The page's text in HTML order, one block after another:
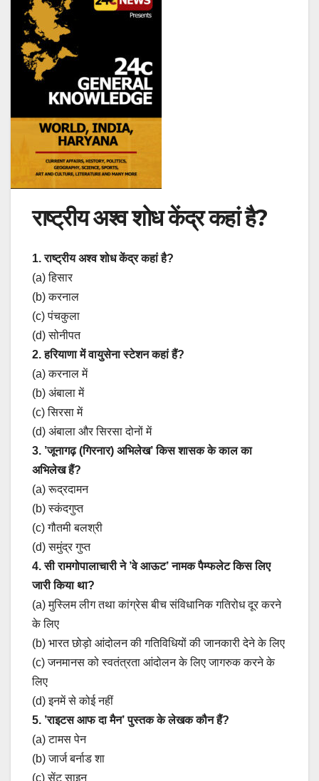
राष्ट्रीय अश्व शोध केंद्र कहां है?
1. राष्ट्रीय अश्व शोध केंद्र कहां है?
(a) हिसार
(b) करनाल
(c) पंचकुला
(d) सोनीपत
2. हरियाणा में वायुसेना स्टेशन कहां हैं?
(a) करनाल में
(b) अंबाला में
(c) सिरसा में
(d) अंबाला और सिरसा दोनों में
3. ’जूनागढ़ (गिरनार) अभिलेख’ किस शासक के काल का
अभिलेख हैं?
(a) रूद्रदामन
(b) स्कंदगुप्त
(c) गौतमी बलश्री
(d) समुंद्र गुप्त
4. सी रामगोपालाचारी ने ’वे आऊट’ नामक पैम्फलेट किस लिए
जारी किया था?
(a) मुस्लिम लीग तथा कांग्रेस बीच संविधानिक गतिरोध दूर करने
के लिए
(b) भारत छोड़ो आंदोलन की गतिविधियों की जानकारी देने के लिए
(c) जनमानस को स्वतंत्रता आंदोलन के लिए जागरुक करने के
लिए
(d) इनमें से कोई नहीं
5. ’राइटस आफ दा मैन’ पुस्तक के लेखक कौन हैं?
(a) टामस पेन
(b) जार्ज बर्नाड शा
(c) सेंट साइन